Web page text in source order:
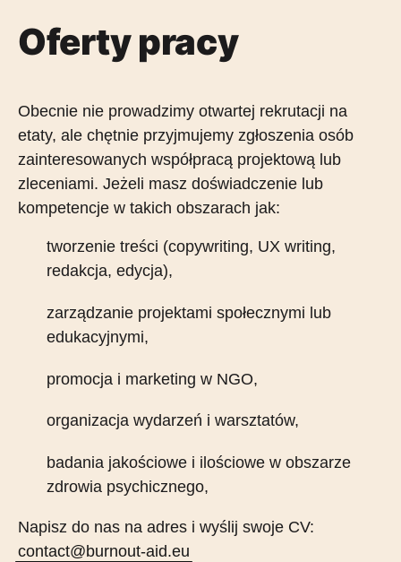
Oferty pracy
Obecnie nie prowadzimy otwartej rekrutacji na
etaty, ale chętnie przyjmujemy zgłoszenia osób
zainteresowanych współpracą projektową lub
zleceniami. Jeżeli masz doświadczenie lub
kompetencje w takich obszarach jak:
tworzenie treści (copywriting, UX writing,
redakcja, edycja),
zarządzanie projektami społecznymi lub
edukacyjnymi,
promocja i marketing w NGO,
organizacja wydarzeń i warsztatów,
badania jakościowe i ilościowe w obszarze
zdrowia psychicznego,
Napisz do nas na adres i wyślij swoje CV:
contact@burnout-aid.eu